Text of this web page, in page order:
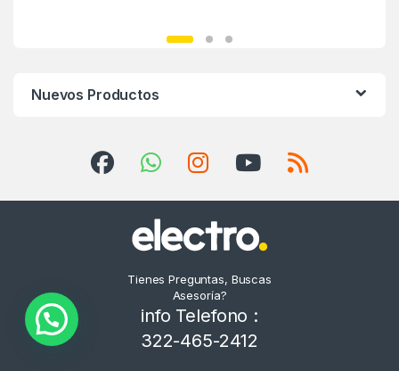
Nuevos Productos
Tienes Preguntas, Buscas
Asesoría?
info Telefono :
322-465-2412